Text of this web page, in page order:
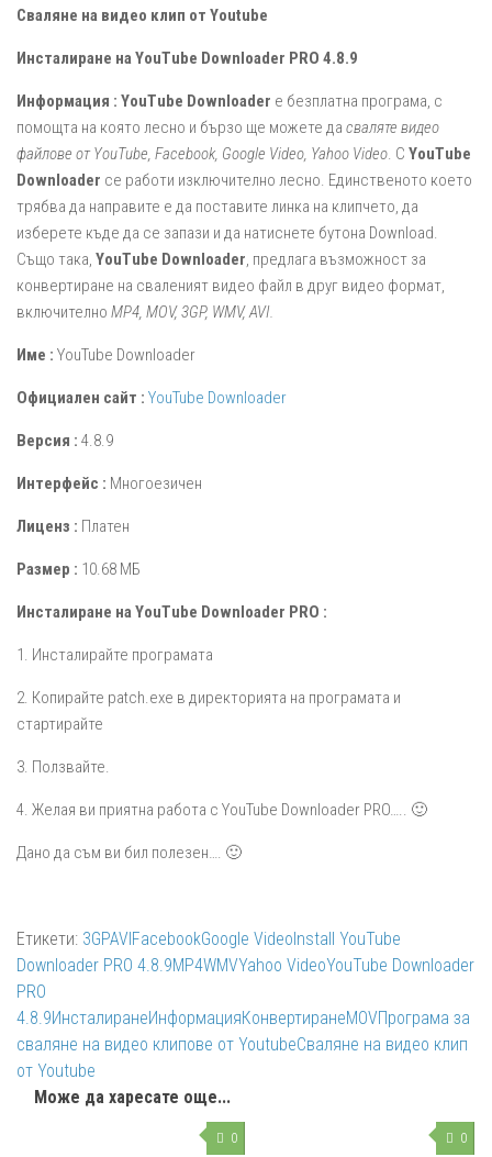
Сваляне на видео клип от Youtube
Инсталиране на YouTube Downloader PRO 4.8.9
Информация : YouTube Downloader е безплатна програма, с
помощта на която лесно и бързо ще можете да сваляте видео
файлове от YouTube, Facebook, Google Video, Yahoo Video. С YouTube
Downloader се работи изключително лесно. Единственото което
трябва да направите е да поставите линка на клипчето, да
изберете къде да се запази и да натиснете бутона Download.
Също така, YouTube Downloader, предлага възможност за
конвертиране на сваленият видео файл в друг видео формат,
включително MP4, МОV, 3GP, WMV, AVI.
Име : YouTube Downloader
Официален сайт : YouTube Downloader
Версия : 4.8.9
Интерфейс : Многоезичен
Лиценз : Платен
Размер : 10.68 МБ
Инсталиране на YouTube Downloader PRO :
1. Инсталирайте програмата
2. Копирайте patch.ехе в директорията на програмата и
стартирайте
3. Ползвайте.
4. Желая ви приятна работа с YouTube Downloader PRO….. 🙂
Дано да съм ви бил полезен…. 🙂
Етикети: 3GPAVIFacebookGoogle VideoInstall YouTube
Downloader PRO 4.8.9MP4WMVYahoo VideoYouTube Downloader
PRO
4.8.9ИнсталиранеИнформацияКонвертиранеМОVПрограма за
сваляне на видео клипове от YoutubeСваляне на видео клип
от Youtube
Може да харесате още...
0 0